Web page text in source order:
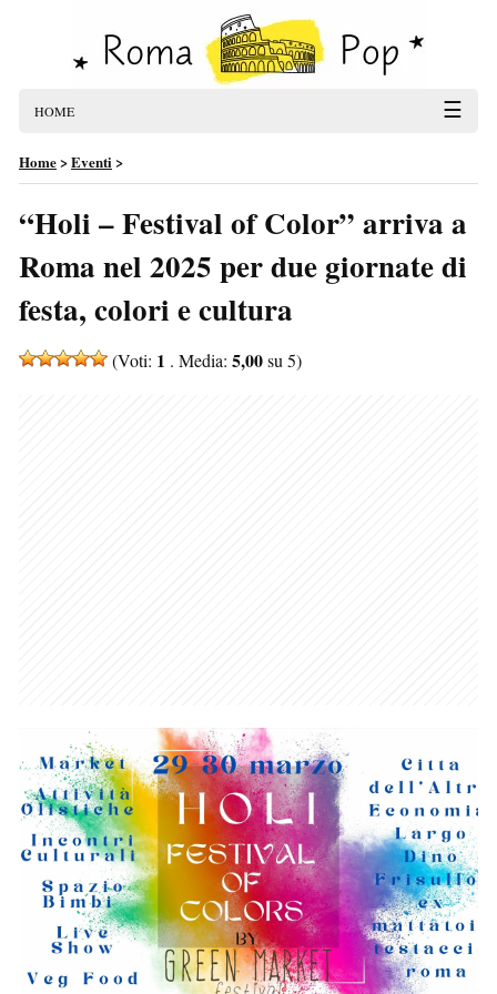
HOME ☰
Home>Eventi>
“Holi – Festival of Color” arriva a
Roma nel 2025 per due giornate di
festa, colori e cultura
(Voti: 1 . Media: 5,00su 5)